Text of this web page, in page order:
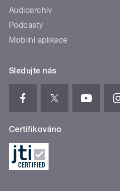
Audioarchiv
Podcasty
Mobilní aplikace
Sledujte nás
Certifikováno